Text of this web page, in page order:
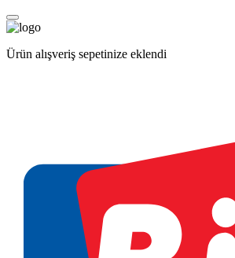
Ürün alışveriş sepetinize eklendi